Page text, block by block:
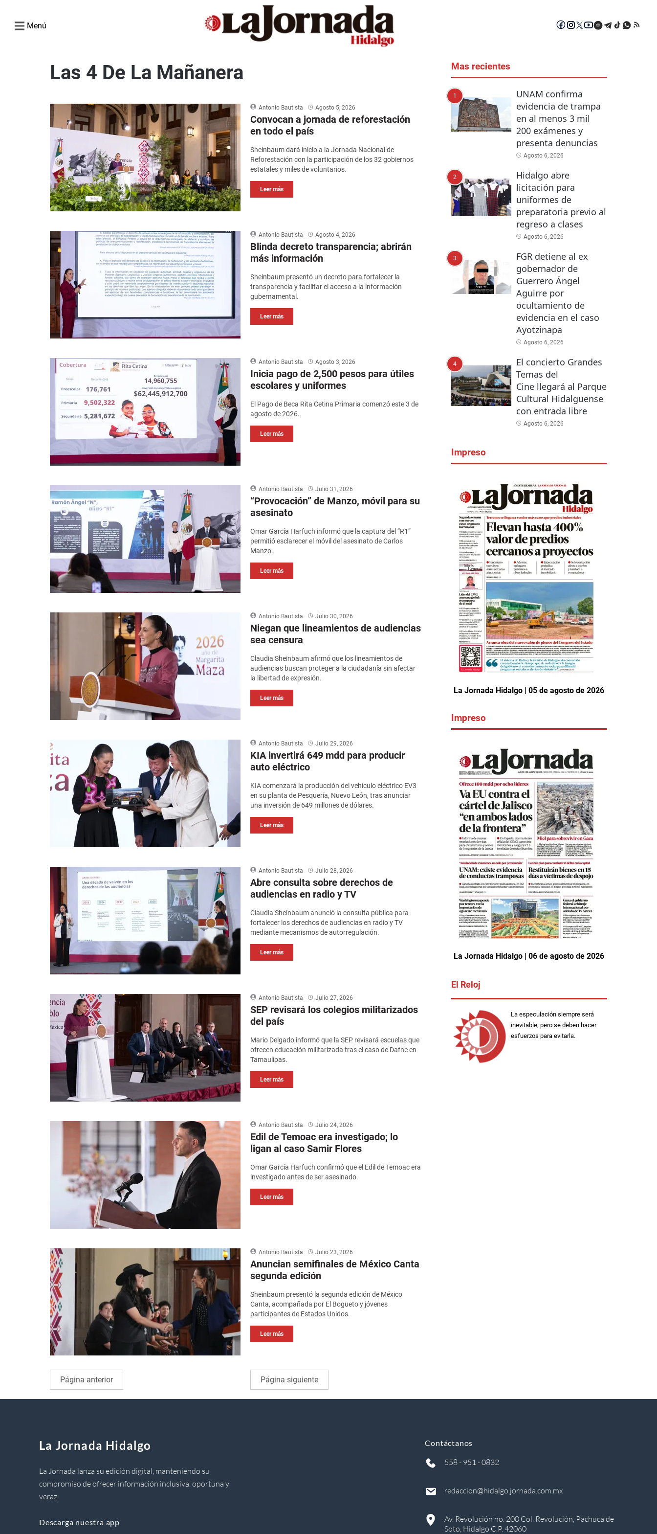
Menú
Las 4 De La Mañanera
Antonio Bautista Agosto 5, 2026
Convocan a jornada de reforestación
en todo el país
Sheinbaum dará inicio a la Jornada Nacional de
Reforestación con la participación de los 32 gobiernos
estatales y miles de voluntarios.
Leer más
Antonio Bautista Agosto 4, 2026
Blinda decreto transparencia; abrirán
más información
Sheinbaum presentó un decreto para fortalecer la
transparencia y facilitar el acceso a la información
gubernamental.
Leer más
Antonio Bautista Agosto 3, 2026
Inicia pago de 2,500 pesos para útiles
escolares y uniformes
El Pago de Beca Rita Cetina Primaria comenzó este 3 de
agosto de 2026.
Leer más
Antonio Bautista Julio 31, 2026
“Provocación” de Manzo, móvil para su
asesinato
Omar García Harfuch informó que la captura del “R1”
permitió esclarecer el móvil del asesinato de Carlos
Manzo.
Leer más
Antonio Bautista Julio 30, 2026
Niegan que lineamientos de audiencias
sea censura
Claudia Sheinbaum afirmó que los lineamientos de
audiencias buscan proteger a la ciudadanía sin afectar
la libertad de expresión.
Leer más
Antonio Bautista Julio 29, 2026
KIA invertirá 649 mdd para producir
auto eléctrico
KIA comenzará la producción del vehículo eléctrico EV3
en su planta de Pesquería, Nuevo León, tras anunciar
una inversión de 649 millones de dólares.
Leer más
Antonio Bautista Julio 28, 2026
Abre consulta sobre derechos de
audiencias en radio y TV
Claudia Sheinbaum anunció la consulta pública para
fortalecer los derechos de audiencias en radio y TV
mediante mecanismos de autorregulación.
Leer más
Antonio Bautista Julio 27, 2026
SEP revisará los colegios militarizados
del país
Mario Delgado informó que la SEP revisará escuelas que
ofrecen educación militarizada tras el caso de Dafne en
Tamaulipas.
Leer más
Antonio Bautista Julio 24, 2026
Edil de Temoac era investigado; lo
ligan al caso Samir Flores
Omar García Harfuch confirmó que el Edil de Temoac era
investigado antes de ser asesinado.
Leer más
Antonio Bautista Julio 23, 2026
Anuncian semifinales de México Canta
segunda edición
Sheinbaum presentó la segunda edición de México
Canta, acompañada por El Bogueto y jóvenes
participantes de Estados Unidos.
Leer más
Página anterior Página siguiente
Mas recientes
1
UNAM confirma
evidencia de trampa
en al menos 3 mil
200 exámenes y
presenta denuncias
Agosto 6, 2026
2
Hidalgo abre
licitación para
uniformes de
preparatoria previo al
regreso a clases
Agosto 6, 2026
3
FGR detiene al ex
gobernador de
Guerrero Ángel
Aguirre por
ocultamiento de
evidencia en el caso
Ayotzinapa
Agosto 6, 2026
4
El concierto Grandes
Temas del
Cine llegará al Parque
Cultural Hidalguense
con entrada libre
Agosto 6, 2026
Impreso
La Jornada Hidalgo | 05 de agosto de 2026
Impreso
La Jornada Hidalgo | 06 de agosto de 2026
El Reloj
La especulación siempre será
inevitable, pero se deben hacer
esfuerzos para evitarla.
La Jornada Hidalgo
La Jornada lanza su edición digital, manteniendo su
compromiso de ofrecer información inclusiva, oportuna y
veraz.
Descarga nuestra app
Contáctanos
558 - 951 - 0832
redaccion@hidalgo.jornada.com.mx
Av. Revolución no. 200 Col. Revolución, Pachuca de
Soto, Hidalgo C.P. 42060